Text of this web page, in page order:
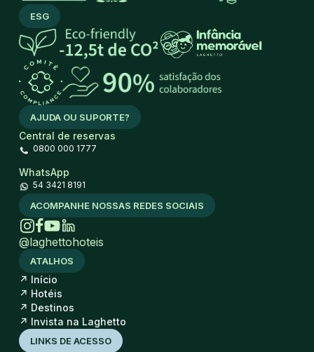
AJUDA OU SUPORTE?
Central de reservas
0800 000 1777
WhatsApp
54 3421 8191
ESG
ACOMPANHE NOSSAS REDES SOCIAIS
@laghettohoteis
ATALHOS
↗ Início
↗ Hotéis
↗ Destinos
↗ Invista na Laghetto
LINKS DE ACESSO